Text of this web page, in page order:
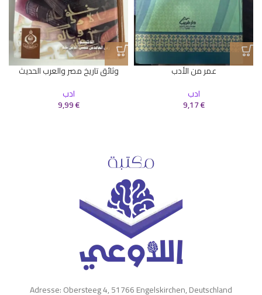
عمر من الأدب
ادب
9,17€
وثائق تاريخ مصر والعرب الحديث
ادب
9,99€
Adresse: Obersteeg 4, 51766 Engelskirchen, Deutschland